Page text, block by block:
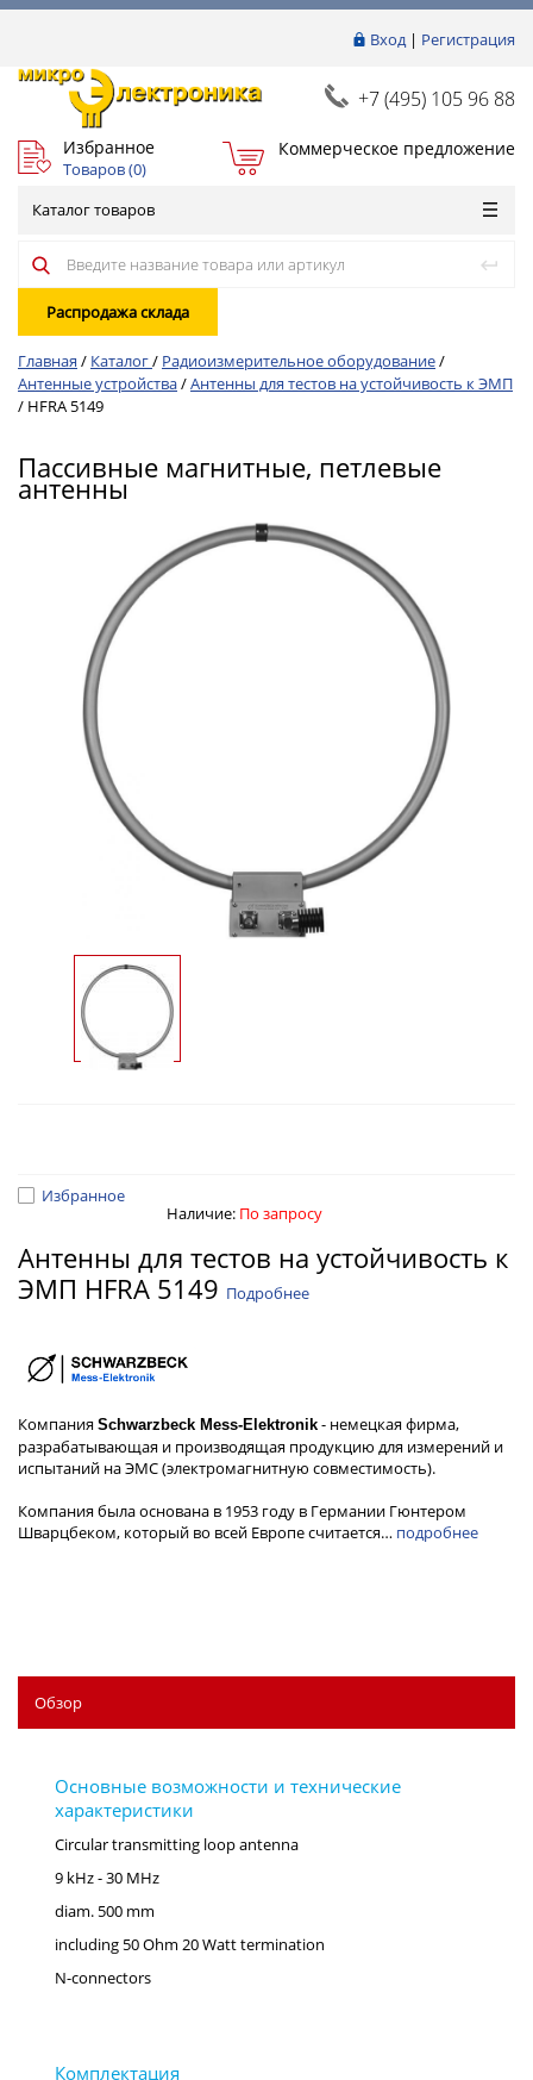
Вход| Регистрация
+7 (495) 105 96 88
Избранное
Товаров (0)
Коммерческое предложение
Каталог товаров
Распродажа склада
Главная / Каталог/ Радиоизмерительное оборудование/
Антенные устройства/Антенны для тестов на устойчивость к ЭМП
/ HFRA 5149
Пассивные магнитные, петлевые
антенны
Избранное
Наличие: По запросу
Антенны для тестов на устойчивость к
ЭМП HFRA 5149 Подробнее
Компания Schwarzbeck Mess-Elektronik - немецкая фирма,
разрабатывающая и производящая продукцию для измерений и
испытаний на ЭМС (электромагнитную совместимость).
Компания была основана в 1953 году в Германии Гюнтером
Шварцбеком, который во всей Европе считается… подробнее
Обзор
Circular transmitting loop antenna
9 kHz - 30 MHz
diam. 500 mm
including 50 Ohm 20 Watt termination
N-connectors